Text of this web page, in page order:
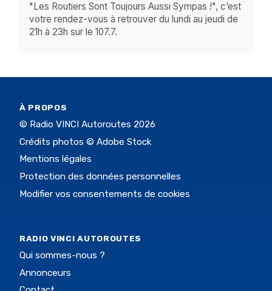
"Les Routiers Sont Toujours Aussi Sympas !", c’est
votre rendez-vous à retrouver du lundi au jeudi de
21h à 23h sur le 107.7.
À PROPOS
© Radio VINCI Autoroutes 2026
Crédits photos © Adobe Stock
Mentions légales
Protection des données personnelles
Modifier vos consentements de cookies
RADIO VINCI AUTOROUTES
Qui sommes-nous ?
Annonceurs